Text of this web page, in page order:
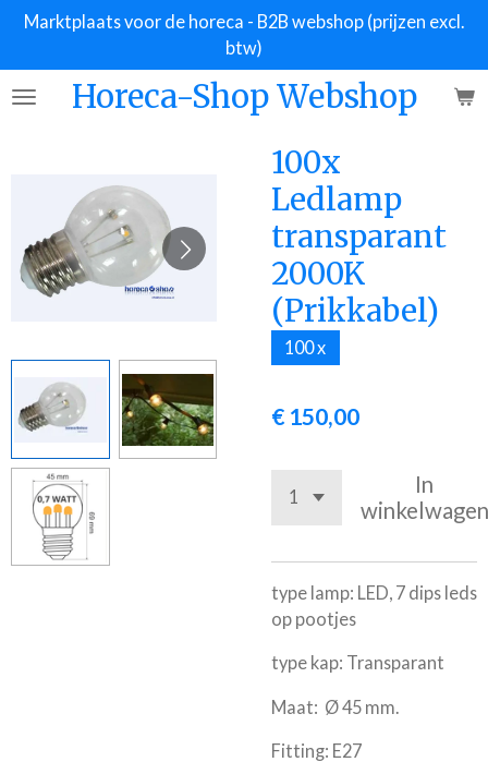
Ga
naar
de
Horeca-Shop Webshop
Marktplaats voor de horeca - B2B webshop (prijzen excl.
btw)
100x
Ledlamp
transparant
2000K
(Prikkabel)
100 x
€ 150,00
In
winkelwagen
type lamp: LED, 7 dips leds
op pootjes
type kap: Transparant
Maat: Ø 45 mm.
Fitting: E27